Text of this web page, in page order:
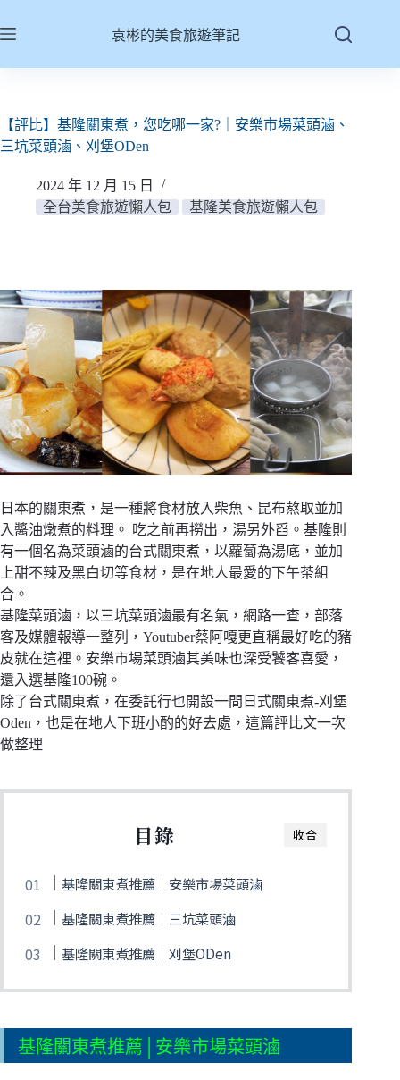
至
容
袁彬的美食旅遊筆記
【評比】基隆關東煮，您吃哪一家?｜安樂市場菜頭滷、
三坑菜頭滷、刈堡ODen
2024 年 12 月 15 日
全台美食旅遊懶人包
基隆美食旅遊懶人包
日本的關東煮，是一種將食材放入柴魚、昆布熬取並加
入醬油燉煮的料理。 吃之前再撈出，湯另外舀。基隆則
有一個名為菜頭滷的台式關東煮，以蘿蔔為湯底，並加
上甜不辣及黑白切等食材，是在地人最愛的下午茶組
合。
基隆菜頭滷，以三坑菜頭滷最有名氣，網路一查，部落
客及媒體報導一整列，Youtuber蔡阿嘎更直稱最好吃的豬
皮就在這裡。安樂市場菜頭滷其美味也深受饕客喜愛，
還入選基隆100碗。
除了台式關東煮，在委託行也開設一間日式關東煮-刈堡
Oden，也是在地人下班小酌的好去處，這篇評比文一次
做整理
收合
目錄
基隆關東煮推薦│安樂市場菜頭滷
基隆關東煮推薦│三坑菜頭滷
基隆關東煮推薦│刈堡ODen
基隆關東煮推薦│安樂市場菜頭滷